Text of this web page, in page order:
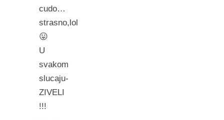
cudo…
strasno,lol
😛
U
svakom
slucaju-
ZIVELI
!!!